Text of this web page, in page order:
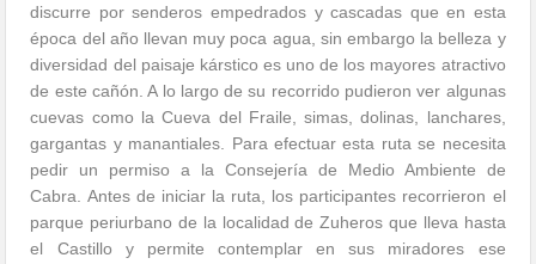
discurre por senderos empedrados y cascadas que en esta
época del año llevan muy poca agua, sin embargo la belleza y
diversidad del paisaje kárstico es uno de los mayores atractivo
de este cañón. A lo largo de su recorrido pudieron ver algunas
cuevas como la Cueva del Fraile, simas, dolinas, lanchares,
gargantas y manantiales. Para efectuar esta ruta se necesita
pedir un permiso a la Consejería de Medio Ambiente de
Cabra. Antes de iniciar la ruta, los participantes recorrieron el
parque periurbano de la localidad de Zuheros que lleva hasta
el Castillo y permite contemplar en sus miradores ese